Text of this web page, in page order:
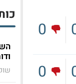
0
0